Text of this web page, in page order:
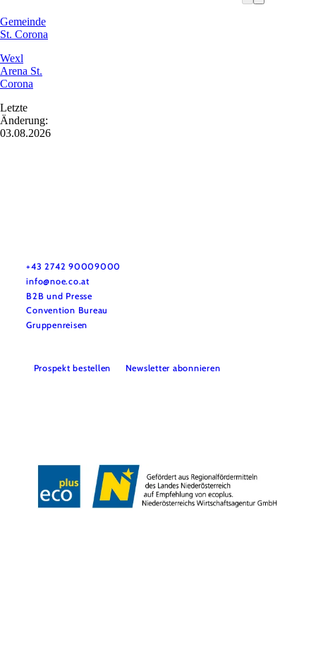
Gemeinde
St. Corona
Wexl
Arena St.
Corona
Letzte
Änderung:
03.08.2026
+43 2742 90009000
info@noe.co.at
B2B und Presse
Convention Bureau
Gruppenreisen
Prospekt bestellen Newsletter abonnieren